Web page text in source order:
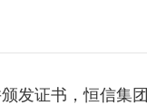
发证书，恒信集团